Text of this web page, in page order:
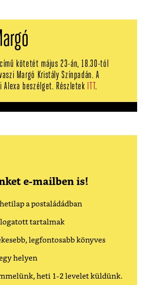
kötetét május 23-án, 18.30-tól
Margó Kristály Színpadán. A
Alexa beszélget. Részletek ITT.
e-mailben is!
a postaládádban
tartalmak
legfontosabb könyves
helyen
heti 1-2 levelet küldünk.